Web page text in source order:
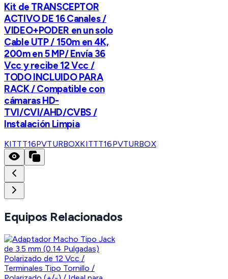
Kit de TRANSCEPTOR
ACTIVO DE 16 Canales /
VIDEO+PODER en un solo
Cable UTP / 150m en 4K,
200m en 5 MP/ Envía 36
Vcc y recibe 12 Vcc /
TODO INCLUIDO PARA
RACK / Compatible con
cámaras HD-
TVI/CVI/AHD/CVBS /
Instalación Limpia
KITTT16PVTURBOXKITTT16PVTURBOX
Equipos Relacionados